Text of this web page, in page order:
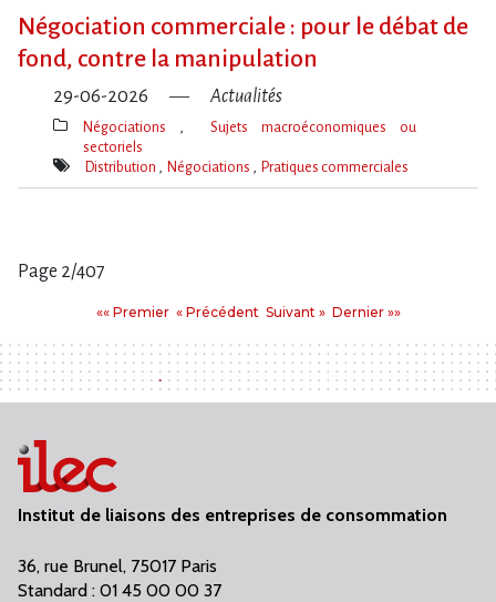
Négociation commerciale : pour le débat de
fond, contre la manipulation
29-06-2026 Actualités
Thèmes(s)
Négociations
Sujets macroéconomiques ou
sectoriels
Mot(s)-
Distribution Négociations Pratiques commerciales
Page 2/407
«« PremierPremier
« PrécédentPrécédent
Suivant
Suivant » Dernier
Dernier »»
Institut de liaisons des entreprises de consommation
36, rue Brunel, 75017 Paris
Standard : 01 45 00 00 37